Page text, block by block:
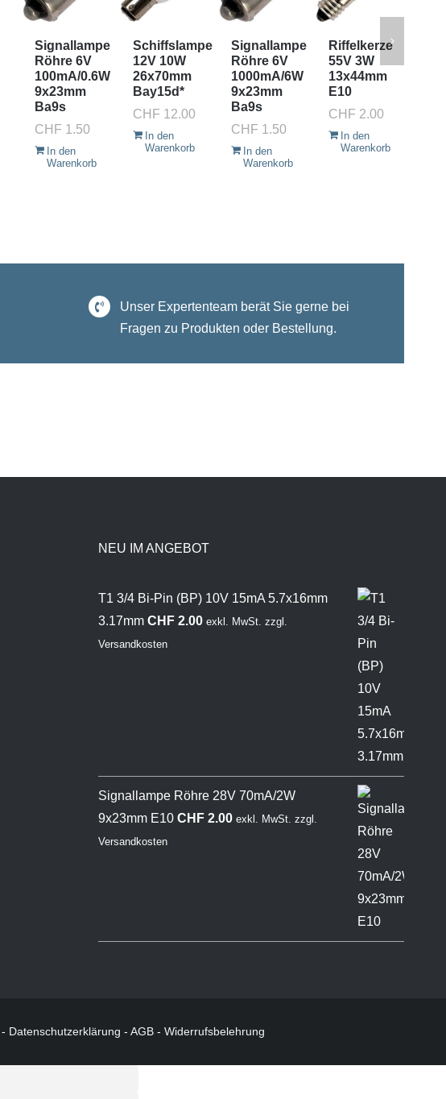
Signallampe
Röhre 6V
100mA/0.6W
9x23mm
Ba9s
CHF 1.50
In den
Warenkorb
Schiffslampe
12V 10W
26x70mm
Bay15d*
CHF 12.00
In den
Warenkorb
Signallampe
Röhre 6V
1000mA/6W
9x23mm
Ba9s
CHF 1.50
In den
Warenkorb
Riffelkerze
55V 3W
13x44mm
E10
CHF 2.00
In den
Warenkorb
Unser Expertenteam berät Sie gerne bei
Fragen zu Produkten oder Bestellung.
NEU IM ANGEBOT
T1 3/4 Bi-Pin (BP) 10V 15mA 5.7x16mm
3.17mm CHF2.00 exkl. MwSt. zzgl.
Versandkosten
Signallampe Röhre 28V 70mA/2W
9x23mm E10 CHF2.00 exkl. MwSt. zzgl.
Versandkosten
- Datenschutzerklärung - AGB- Widerrufsbelehrung